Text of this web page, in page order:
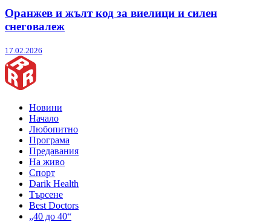
Оранжев и жълт код за виелици и силен
снеговалеж
17.02.2026
Новини
Начало
Любопитно
Програма
Предавания
На живо
Спорт
Darik Health
Търсене
Best Doctors
„40 до 40“